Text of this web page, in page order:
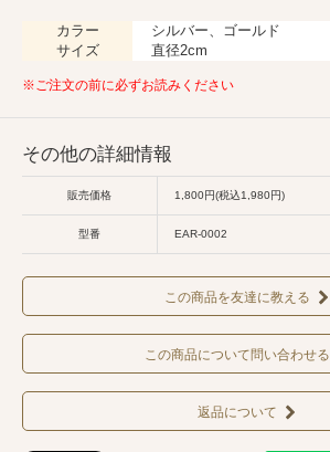
カラー
シルバー、ゴールド
サイズ
直径2cm
※ご注文の前に必ずお読みください
その他の詳細情報
販売価格 1,800円(税込1,980円)
型番 EAR-0002
この商品を友達に教える
この商品について問い合わせる
返品について